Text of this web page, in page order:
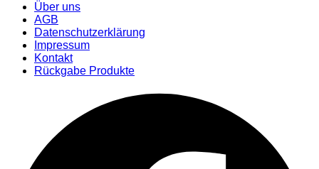
Über uns
AGB
Datenschutzerklärung
Impressum
Kontakt
Rückgabe Produkte